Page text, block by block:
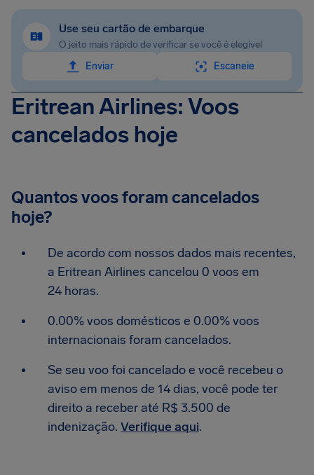
Use seu cartão de embarque
O jeito mais rápido de verificar se você é elegível
Enviar
Escaneie
Eritrean Airlines: Voos
cancelados hoje
Quantos voos foram cancelados
hoje?
De acordo com nossos dados mais recentes,
a Eritrean Airlines cancelou 0 voos em
24 horas.
0.00% voos domésticos e 0.00% voos
internacionais foram cancelados.
Se seu voo foi cancelado e você recebeu o
aviso em menos de 14 dias, você pode ter
direito a receber até R$ 3.500 de
indenização. Verifique aqui.